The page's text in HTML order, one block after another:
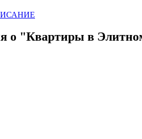
о "Квартиры в